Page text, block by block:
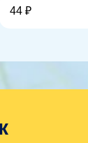
44 ₽